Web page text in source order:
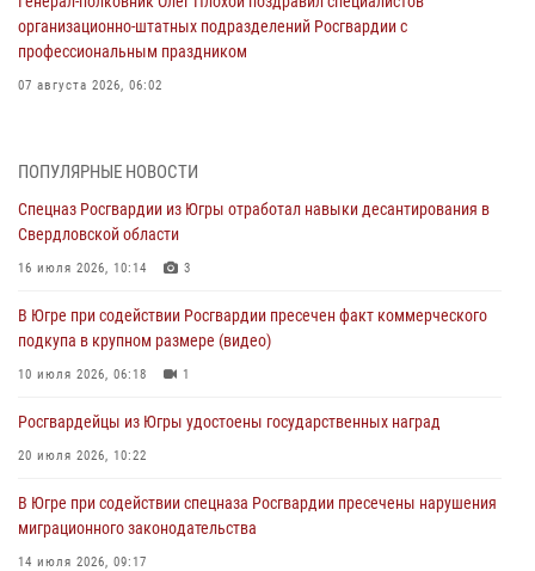
организационно-штатных подразделений Росгвардии с
профессиональным праздником
07 августа 2026, 06:02
Военнослужащие Росгвардии сбили дрон-разведчик ВСУ на южном
направлении
Офицеры Росгвардии и ветераны войск правопорядка почтили
память генерала армии Ивана Кирилловича Яковлева
В Югре при силовой поддержке ОМОН Росгвардии задержаны
06 августа 2026, 09:07 2 1
Урайский отдел вневедомственной охраны Росгвардии отмечает
ПОПУЛЯРНЫЕ НОВОСТИ
Спецназ Росгвардии из Югры отработал навыки десантирования в
Свердловской области
16 июля 2026, 10:14 3
В Югре при содействии Росгвардии пресечен факт коммерческого
подкупа в крупном размере (видео)
10 июля 2026, 06:18 1
Росгвардейцы из Югры удостоены государственных наград
20 июля 2026, 10:22
В Югре при содействии спецназа Росгвардии пресечены нарушения
миграционного законодательства
14 июля 2026, 09:17